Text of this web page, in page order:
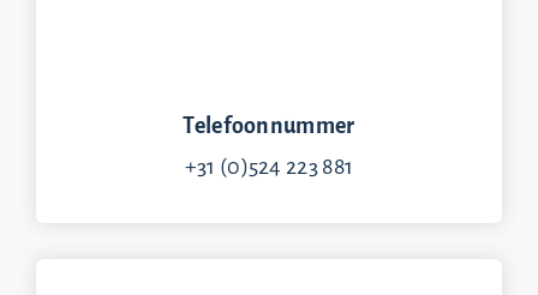
Telefoonnummer
+31 (0)524 223 881